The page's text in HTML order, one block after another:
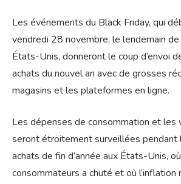
Les événements du Black Friday, qui
vendredi 28 novembre, le lendemain de
États-Unis, donneront le coup d’envoi
achats du nouvel an avec de grosses
magasins et les plateformes en ligne.
Les dépenses de consommation et les
seront étroitement surveillées pendant
achats de fin d’année aux États-Unis,
consommateurs a chuté et où